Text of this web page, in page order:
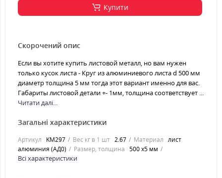
Купити
Скорочений опис
Если вы хотите купить листовой металл, но вам нужен
только кусок листа - Круг из алюминиевого листа d 500 мм
диаметр толщина 5 мм тогда этот вариант именно для вас.
Габариты листовой детали +- 1мм, толщина соответствует ...
Читати далі...
Загальні характеристики
Артикул KM297 Вес кг в 1 шт 2.67 Материал лист
алюминия (АД0)
Размер, толщина 500 х5 мм
Всі характеристики